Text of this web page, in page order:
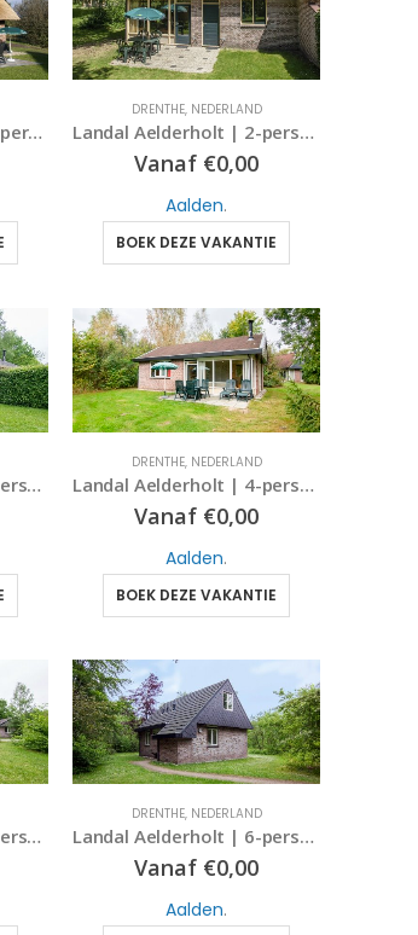
Landal Aelderholt | 16-persoonsbungalow – extra luxe | type 16EL | Aalden, Drenthe
DRENTHE, NEDERLAND
Landal Aelderholt | 2-persoonsbungalow – comfort | Type 2C | Aalden, Drenthe
Vanaf €0,00
Aalden.
BOEK DEZE VAKANTIE
Landal Aelderholt | 4-persoonsbungalow – comfort | type 4C | Aalden, Drenthe
DRENTHE, NEDERLAND
Landal Aelderholt | 4-persoonsbungalow – comfort | type 4CE | Aalden, Drenthe
Vanaf €0,00
Aalden.
BOEK DEZE VAKANTIE
Landal Aelderholt | 6-persoonsbungalow – comfort | type 6C | Aalden, Drenthe
DRENTHE, NEDERLAND
Landal Aelderholt | 6-persoonsbungalow – comfort | type CE | Aalden, Drenthe
Vanaf €0,00
Aalden.